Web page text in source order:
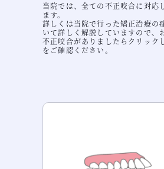
当院では、全ての不正咬合に対応
ます。
詳しくは当院で行った矯正治療の
いて詳しく解説していますので、
不正咬合がありましたらクリック
をご確認ください。